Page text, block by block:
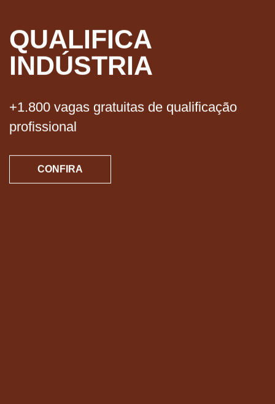
SENAI
Preparados para a indústria. Feitos para
você evoluir.
Escolha seu curso e evolua na carreira!